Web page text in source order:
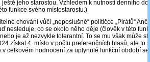
ještě jeho starostou. Vzhledem k nutnosti denního
funkce svého místostarostu.)
chování vůči „neposlušné“ političce „Pirátů“
nesleduje, co se okolo něho děje (člověk v této
je až nezvykle tolerantní. To se mu však může
získal 4. místo v počtu preferenčních hlasů, ale to
v celkovém hodnocení za uplynulé funkční období